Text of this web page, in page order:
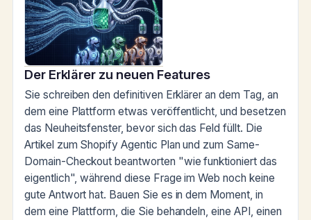
Der Erklärer zu neuen Features
Sie schreiben den definitiven Erklärer an dem Tag, an
dem eine Plattform etwas veröffentlicht, und besetzen
das Neuheitsfenster, bevor sich das Feld füllt. Die
Artikel zum Shopify Agentic Plan und zum Same-
Domain-Checkout beantworten "wie funktioniert das
eigentlich", während diese Frage im Web noch keine
gute Antwort hat. Bauen Sie es in dem Moment, in
dem eine Plattform, die Sie behandeln, eine API, einen